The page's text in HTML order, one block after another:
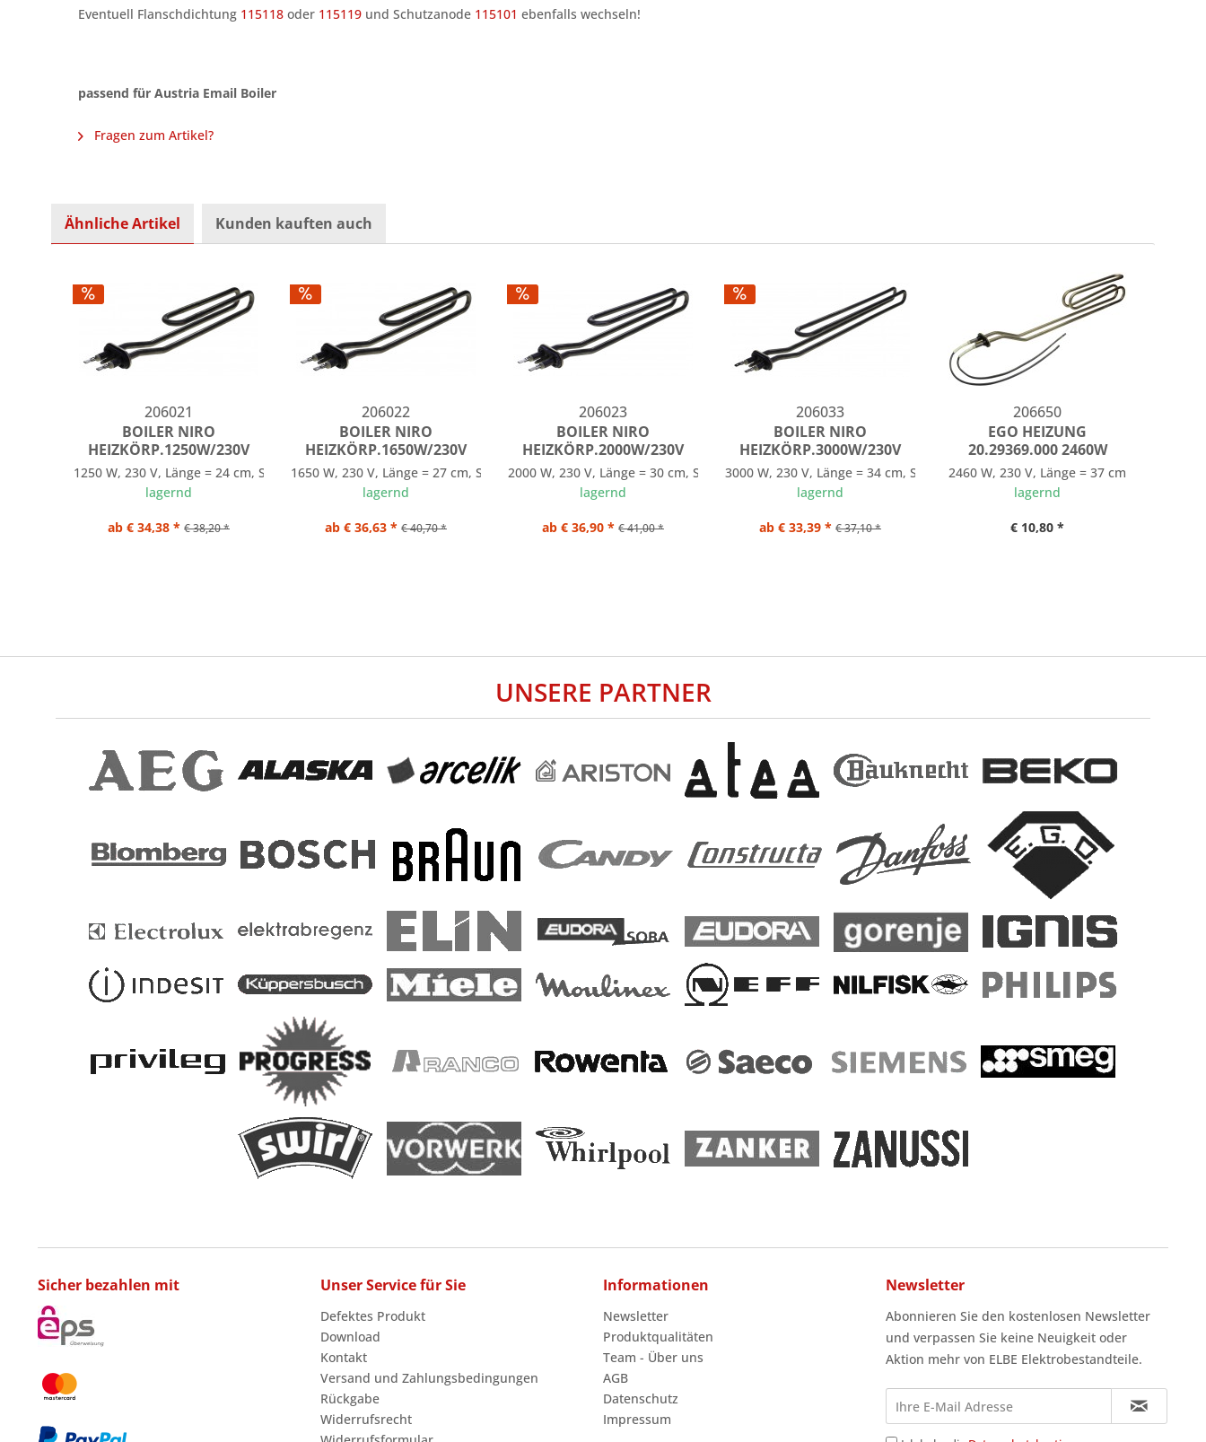
Eventuell Flanschdichtung 115118 oder 115119 und Schutzanode 115101 ebenfalls wechseln!
passend für Austria Email Boiler
Fragen zum Artikel?
Ähnliche Artikel Kunden kauften auch
206021
BOILER NIRO
HEIZKÖRP.1250W/230V
1250 W, 230 V, Länge = 24 cm, Stecker: 6,3 mm
lagernd
ab € 34,38 * € 38,20 *
206022
BOILER NIRO
HEIZKÖRP.1650W/230V
1650 W, 230 V, Länge = 27 cm, Stecker: 6,3 mm
lagernd
ab € 36,63 * € 40,70 *
206023
BOILER NIRO
HEIZKÖRP.2000W/230V
2000 W, 230 V, Länge = 30 cm, Stecker: 6,3 mm
lagernd
ab € 36,90 * € 41,00 *
206033
BOILER NIRO
HEIZKÖRP.3000W/230V
3000 W, 230 V, Länge = 34 cm, Stecker: 6,3 mm
lagernd
ab € 33,39 * € 37,10 *
206650
EGO HEIZUNG
20.29369.000 2460W
2460 W, 230 V, Länge = 37 cm
lagernd
€ 10,80 *
UNSERE PARTNER
Sicher bezahlen mit Unser Service für Sie
Defektes Produkt
Download
Kontakt
Versand und Zahlungsbedingungen
Rückgabe
Widerrufsrecht
Informationen
Newsletter
Produktqualitäten
Team - Über uns
AGB
Datenschutz
Impressum
Newsletter
Abonnieren Sie den kostenlosen Newsletter
und verpassen Sie keine Neuigkeit oder
Aktion mehr von ELBE Elektrobestandteile.